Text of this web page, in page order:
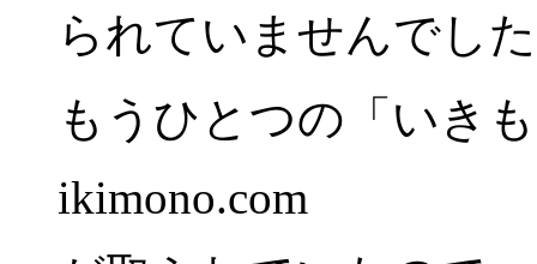
られていませんでし
もうひとつの「いき
ikimono.com